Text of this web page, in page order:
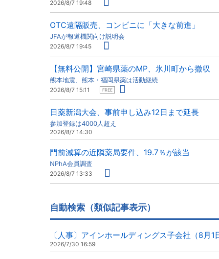
2026/8/7 19:48
OTC遠隔販売、コンビニに「大きな前進」
JFAが報道機関向け説明会
2026/8/7 19:45
【無料公開】宮崎県薬のMP、氷川町から撤収
熊本地震、熊本・福岡県薬は活動継続
2026/8/7 15:11 FREE
日薬新潟大会、事前申し込み12日まで延長
参加登録は4000人超え
2026/8/7 14:30
門前減算の近隣薬局要件、19.7％が該当
NPhA会員調査
2026/8/7 13:33
自動検索（類似記事表示）
〔人事〕アインホールディングス子会社（8月1
2026/7/30 16:59